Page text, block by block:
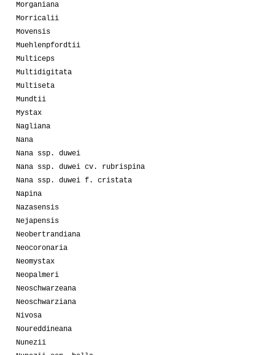
Morganiana
Morricalii
Movensis
Muehlenpfordtii
Multiceps
Multidigitata
Multiseta
Mundtii
Mystax
Nagliana
Nana
Nana ssp. duwei
Nana ssp. duwei cv. rubrispina
Nana ssp. duwei f. cristata
Napina
Nazasensis
Nejapensis
Neobertrandiana
Neocoronaria
Neomystax
Neopalmeri
Neoschwarzeana
Neoschwarziana
Nivosa
Noureddineana
Nunezii